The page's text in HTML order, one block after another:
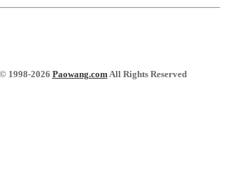
1998-2026 Paowang.comAll Rights Reserved